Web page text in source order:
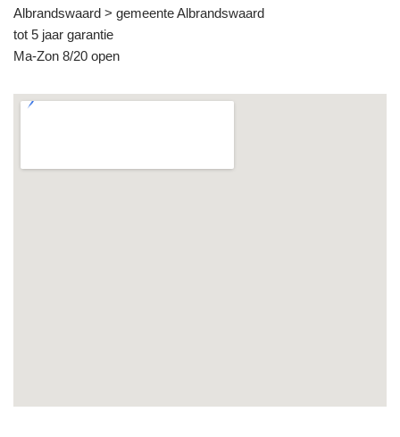
Albrandswaard > gemeente Albrandswaard
tot 5 jaar garantie
Ma-Zon 8/20 open